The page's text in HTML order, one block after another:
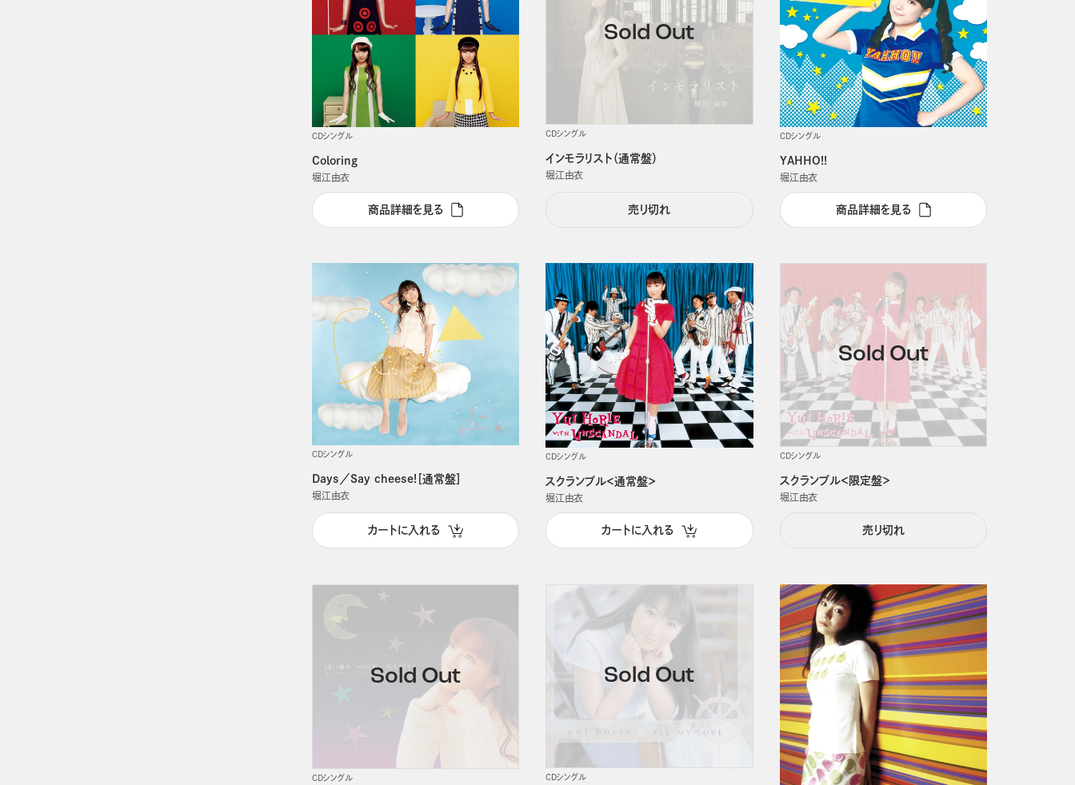
CDシングル
Coloring
堀江由衣
商品詳細を見る
CDシングル
インモラリスト（通常盤）
堀江由衣
売り切れ
CDシングル
YAHHO!!
堀江由衣
商品詳細を見る
CDシングル
Days／Say cheese!［通常盤］
堀江由衣
カートに入れる
CDシングル
スクランブル＜通常盤＞
堀江由衣
カートに入れる
CDシングル
スクランブル＜限定盤＞
堀江由衣
売り切れ
CDシングル CDシングル